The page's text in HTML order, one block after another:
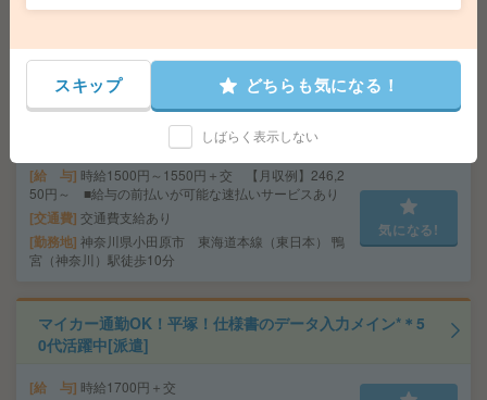
勤務地 【甲府市】甲府駅・南甲府駅・酒折駅・金手
駅・善光寺駅など勤務地多数！
気になる!
〈基本17時まで〉4名の大募集＊入力メインの事務[派遣]
給 与 時給1500円～1550円＋交 【月収例】246,2
50円～ ■給与の前払いが可能な速払いサービスあり
交通費 交通費支給あり
勤務地 神奈川県小田原市 東海道本線（東日本） 鴨
宮（神奈川）駅徒歩10分
気になる!
マイカー通勤OK！平塚！仕様書のデータ入力メイン*＊5
0代活躍中[派遣]
給 与 時給1700円＋交
スキップ どちらも気になる！
しばらく表示しない